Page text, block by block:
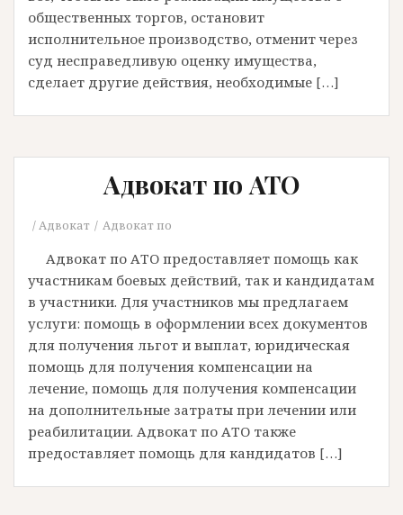
общественных торгов, остановит
исполнительное производство, отменит через
суд несправедливую оценку имущества,
сделает другие действия, необходимые […]
Адвокат по АТО
Адвокат Адвокат по
Адвокат по АТО предоставляет помощь как
участникам боевых действий, так и кандидатам
в участники. Для участников мы предлагаем
услуги: помощь в оформлении всех документов
для получения льгот и выплат, юридическая
помощь для получения компенсации на
лечение, помощь для получения компенсации
на дополнительные затраты при лечении или
реабилитации. Адвокат по АТО также
предоставляет помощь для кандидатов […]